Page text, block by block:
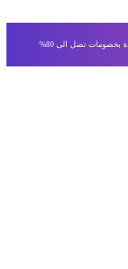
تصل الى 80%